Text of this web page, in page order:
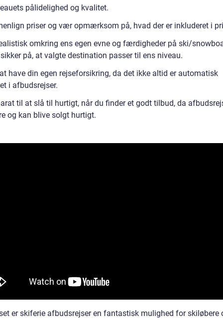
pålidelighed og kvalitet.
priser og vær opmærksom på, hvad der er inkluderet i
omkring ens egen evne og færdigheder på ski/
på, at valgte destination passer til ens niveau.
have din egen rejseforsikring, da det ikke altid er automatisk
i afbudsrejser.
til at slå til hurtigt, når du finder et godt tilbud, da
og kan blive solgt hurtigt.
er skiferie afbudsrejser en fantastisk mulighed for skiløbere